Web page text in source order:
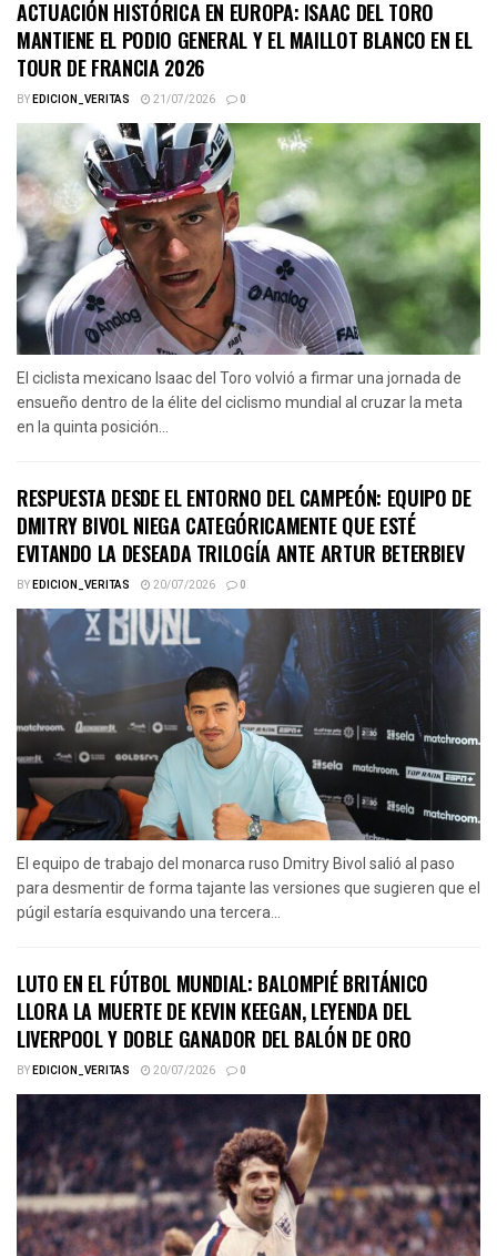
ACTUACIÓN HISTÓRICA EN EUROPA: ISAAC DEL TORO
MANTIENE EL PODIO GENERAL Y EL MAILLOT BLANCO EN EL
TOUR DE FRANCIA 2026
BYEDICION_VERITAS 21/07/2026 0
El ciclista mexicano Isaac del Toro volvió a firmar una jornada de
ensueño dentro de la élite del ciclismo mundial al cruzar la meta
en la quinta posición...
RESPUESTA DESDE EL ENTORNO DEL CAMPEÓN: EQUIPO DE
DMITRY BIVOL NIEGA CATEGÓRICAMENTE QUE ESTÉ
EVITANDO LA DESEADA TRILOGÍA ANTE ARTUR BETERBIEV
BYEDICION_VERITAS 20/07/2026 0
El equipo de trabajo del monarca ruso Dmitry Bivol salió al paso
para desmentir de forma tajante las versiones que sugieren que el
púgil estaría esquivando una tercera...
LUTO EN EL FÚTBOL MUNDIAL: BALOMPIÉ BRITÁNICO
LLORA LA MUERTE DE KEVIN KEEGAN, LEYENDA DEL
LIVERPOOL Y DOBLE GANADOR DEL BALÓN DE ORO
BYEDICION_VERITAS 20/07/2026 0